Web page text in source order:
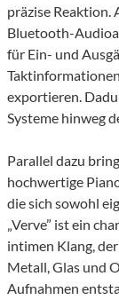
präzise Reaktion.
Bluetooth-
für Ein- und
exportieren.
Systeme hinweg
Parallel dazu
hochwertige
die sich sowohl
„Verve” ist ein
intimen Klang,
Metall, Glas und
Aufnahmen